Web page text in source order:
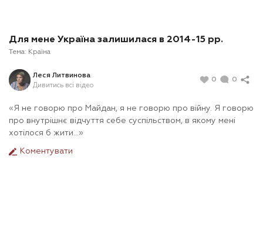
Для мене Україна залишилася в 2014-15 рр.
Тема: Країна
Леся Литвинова
Дивитись всі відео
0 0
«Я не говорю про Майдан, я не говорю про війну. Я говорю
про внутрішнє відчуття себе суспільством, в якому мені
хотілося б жити…»
Коментувати